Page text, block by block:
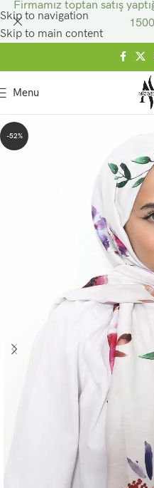
Skip to navigation
Skip to main content
Menu
-52%
Firmamız toptan satış